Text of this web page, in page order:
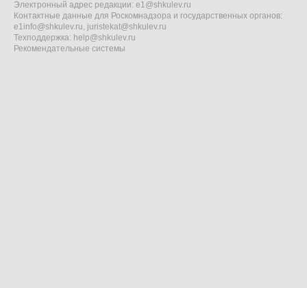
Электронный адрес редакции: e1@shkulev.ru
Контактные данные для Роскомнадзора и государственных органов:
e1info@shkulev.ru, juristekat@shkulev.ru
Техподдержка: help@shkulev.ru
Рекомендательные системы